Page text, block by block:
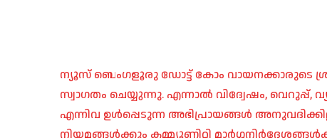
ന്യൂസ് ബെംഗളൂരു ഡോട്ട് കോം വായനക്കാരുടെ
സ്വാഗതം ചെയ്യുന്നു. എന്നാൽ വിദ്വേഷം, വെറുപ്പ്,
എന്നിവ ഉൾപ്പെടുന്ന അഭിപ്രായങ്ങൾ